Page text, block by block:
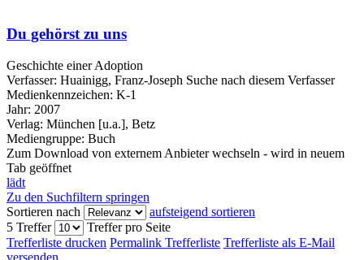
Du gehörst zu uns
Geschichte einer Adoption
Verfasser: Huainigg, Franz-Joseph Suche nach diesem Verfasser
Medienkennzeichen: K-1
Jahr: 2007
Verlag: München [u.a.], Betz
Mediengruppe: Buch
Zum Download von externem Anbieter wechseln - wird in neuem
Tab geöffnet
lädt
Zu den Suchfiltern springen
Sortieren nach
aufsteigend sortieren
5 Treffer
Treffer pro Seite
Trefferliste drucken Permalink Trefferliste Trefferliste als E-Mail
versenden